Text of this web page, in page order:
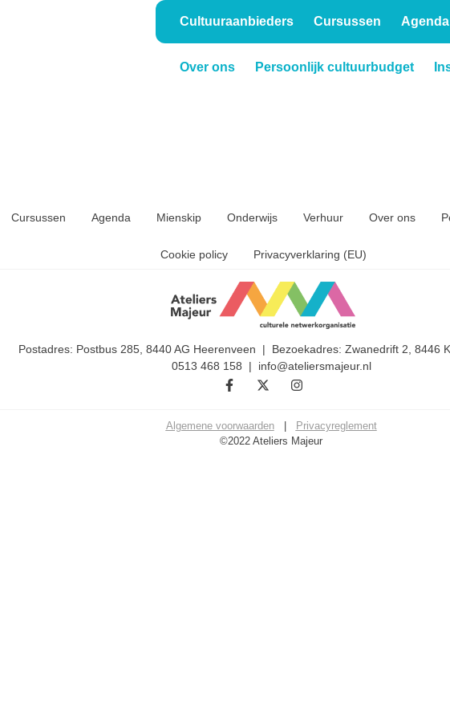
Cultuuraanbieders Cursussen Agenda
Over ons Persoonlijk cultuurbudget
Cursussen Agenda Mienskip Onderwijs Verhuur Over ons
Cookie policy Privacyverklaring (EU)
Postadres: Postbus 285, 8440 AG Heerenveen | Bezoekadres: Zwanedrift 2, 8446
0513 468 158 | info@ateliersmajeur.nl
Algemene voorwaarden|
Privacyreglement
©2022 Ateliers Majeur